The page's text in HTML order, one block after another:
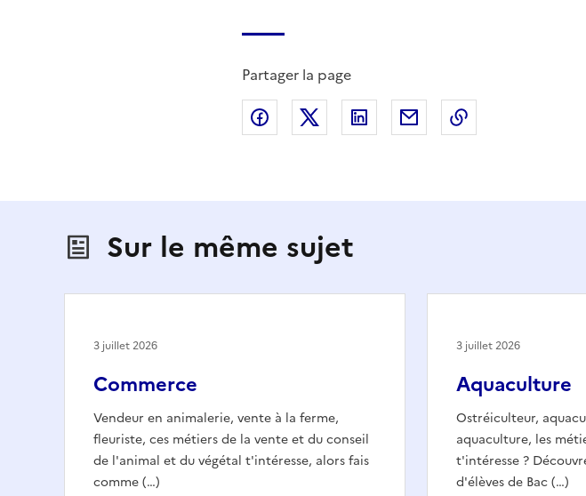
Partager la page
Partager sur Facebook
Partager sur X (anciennement Twitter)
Partager sur LinkedIn
Partager par email
Sur le même sujet
Commerce
Vendeur en animalerie, vente à la ferme,
fleuriste, ces métiers de la vente et du conseil
de l'animal et du végétal t'intéresse, alors fais
comme (…)
3 juillet 2026
Aquaculture
Ostréiculteur,
aquaculture, les
t'intéresse ?
d'élèves de Bac (…)
3 juillet 2026